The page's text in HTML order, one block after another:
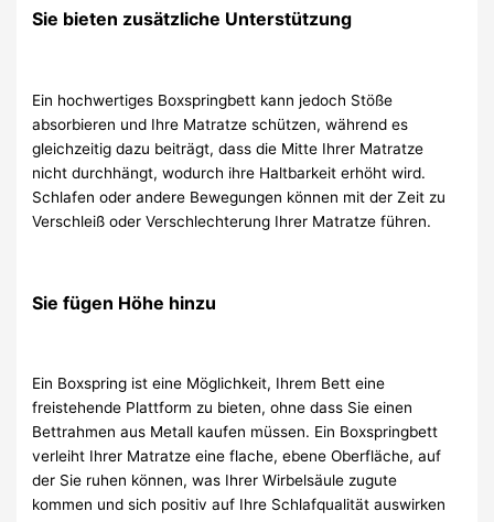
Sie bieten zusätzliche Unterstützung
Ein hochwertiges Boxspringbett kann jedoch Stöße
absorbieren und Ihre Matratze schützen, während es
gleichzeitig dazu beiträgt, dass die Mitte Ihrer Matratze
nicht durchhängt, wodurch ihre Haltbarkeit erhöht wird.
Schlafen oder andere Bewegungen können mit der Zeit zu
Verschleiß oder Verschlechterung Ihrer Matratze führen.
Sie fügen Höhe hinzu
Ein Boxspring ist eine Möglichkeit, Ihrem Bett eine
freistehende Plattform zu bieten, ohne dass Sie einen
Bettrahmen aus Metall kaufen müssen. Ein Boxspringbett
verleiht Ihrer Matratze eine flache, ebene Oberfläche, auf
der Sie ruhen können, was Ihrer Wirbelsäule zugute
kommen und sich positiv auf Ihre Schlafqualität auswirken